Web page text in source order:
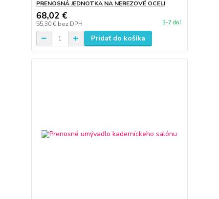
PRENOSNÁ JEDNOTKA NA NEREZOVÉ OCELI
68,02 €
55,30 € bez DPH 3-7 dní
Pridať do košíka